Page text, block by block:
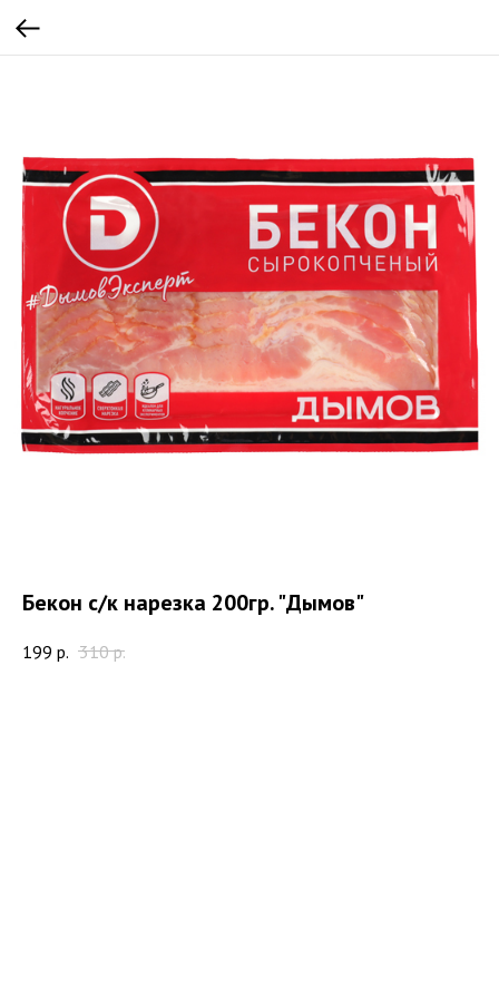
Бекон с/к нарезка 200гр. "Дымов"
199 р. 310 р.